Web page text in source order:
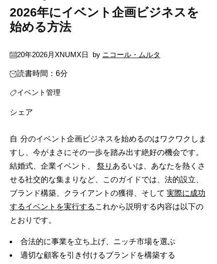
2026年にイベント企画ビジネスを
始める方法
20年2026月XNUMX日 by ニコール・ムルタ
読書時間：6分
イベント管理
シェア
自分のイベント企画ビジネスを始めるのはワクワクしま
すし、今がまさにその一歩を踏み出す絶好の機会です。
結婚式、企業イベント、 祭り あるいは、あなたを熱くさ
せる社交的な集まりなど、このガイドでは、法的設立、
ブランド構築、クライアントの獲得、そして 実際に成功
するイベントを実行する これから説明する内容は以下の
とおりです。
合法的に事業を立ち上げ、ニッチ市場を選ぶ
適切な顧客を引き付けるブランドを構築する